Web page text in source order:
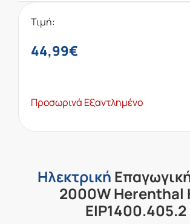
Τιμή:
44,99€
Προσωρινά Εξαντλημένο
Ηλεκτρική
2000W Herenthal
EIP1400.405.2